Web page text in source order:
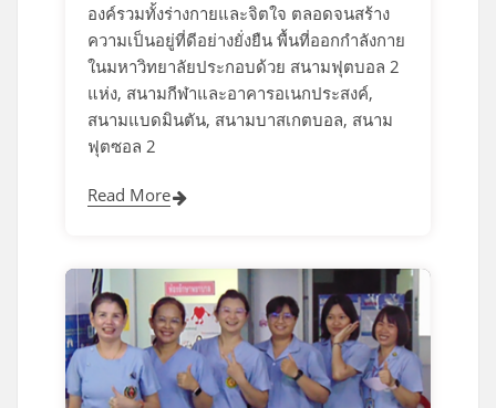
องค์รวมทั้งร่างกายและจิตใจ ตลอดจนสร้าง
ความเป็นอยู่ที่ดีอย่างยั่งยืน พื้นที่ออกกำลังกาย
ในมหาวิทยาลัยประกอบด้วย สนามฟุตบอล 2
แห่ง, สนามกีฬาและอาคารอเนกประสงค์,
สนามแบดมินตัน, สนามบาสเกตบอล, สนาม
ฟุตซอล 2
Read More